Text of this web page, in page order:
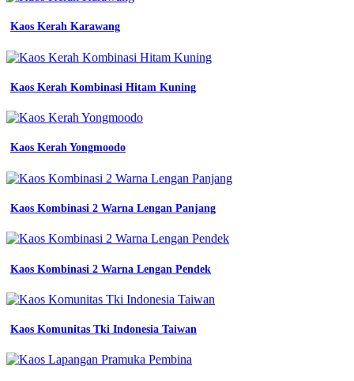
Kaos Kerah Karawang
Kaos Kerah Kombinasi Hitam Kuning
Kaos Kerah Yongmoodo
Kaos Kombinasi 2 Warna Lengan Panjang
Kaos Kombinasi 2 Warna Lengan Pendek
Kaos Komunitas Tki Indonesia Taiwan